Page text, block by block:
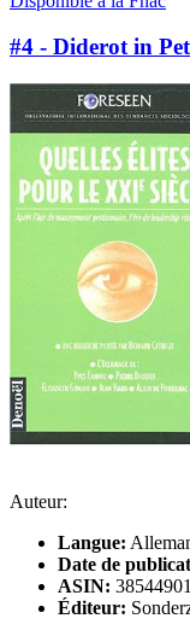
#4 - Diderot in
Auteur:
Langue:
Date de
ASIN:
Éditeur: